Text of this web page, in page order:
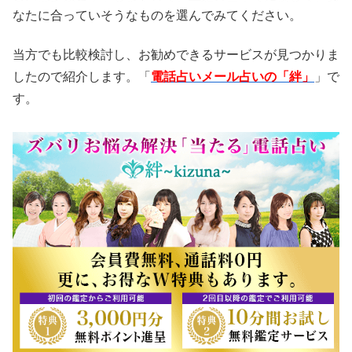
なたに合っていそうなものを選んでみてください。
当方でも比較検討し、お勧めできるサービスが見つかりま
したので紹介します。「 電話占いメール占いの「絆」
」で
す。